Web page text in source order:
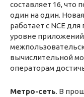
составляет 16, что
один на один.
работает с NCE
уровне
вычислительной
операторам
Метро-сеть. В